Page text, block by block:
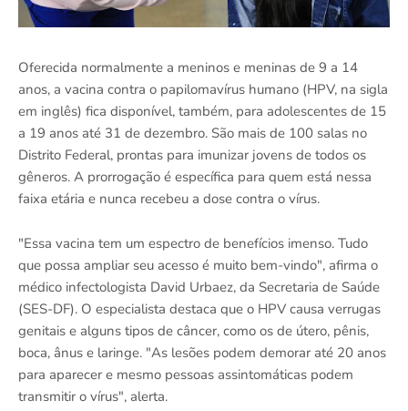
Oferecida normalmente a meninos e meninas de 9 a 14
anos, a vacina contra o papilomavírus humano (HPV, na sigla
em inglês) fica disponível, também, para adolescentes de 15
a 19 anos até 31 de dezembro. São mais de 100 salas no
Distrito Federal, prontas para imunizar jovens de todos os
gêneros. A prorrogação é específica para quem está nessa
faixa etária e nunca recebeu a dose contra o vírus.
"Essa vacina tem um espectro de benefícios imenso. Tudo
que possa ampliar seu acesso é muito bem-vindo", afirma o
médico infectologista David Urbaez, da Secretaria de Saúde
(SES-DF). O especialista destaca que o HPV causa verrugas
genitais e alguns tipos de câncer, como os de útero, pênis,
boca, ânus e laringe. "As lesões podem demorar até 20 anos
para aparecer e mesmo pessoas assintomáticas podem
transmitir o vírus", alerta.